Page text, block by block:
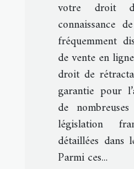
votre droit
connaissance
fréquemment
de vente en
droit de
garantie pour
de
législation
détaillées dans
Parmi ces...